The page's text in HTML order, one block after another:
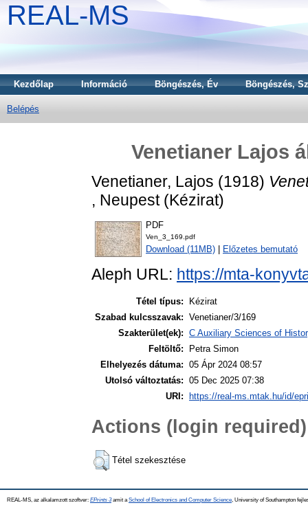
REAL-MS
Kezdőlap Információ Böngészés, Év Böngészés,
Belépés
Venetianer Lajos
Venetianer, Lajos (1918)
, Neupest (Kézirat)
PDF
Ven_3_169.pdf
Download (11MB) Előzetes bemutató
Aleph URL: https://mta-
Tétel típus:
Kézirat
Szabad kulcsszavak: Venetianer/3/169
Szakterület(ek): C Auxiliary Sciences of
Feltöltő:
Petra Simon
Elhelyezés dátuma: 05 Ápr 2024 08:57
Utolsó változtatás: 05 Dec 2025 07:38
URI:
https://real-ms.mtak.hu/id/
Actions (login required)
Tétel szekesztése
REAL-MS, az alkalamzott szoftver: EPrints 3amit a School of Electronics and Computer Science , University of Southampton